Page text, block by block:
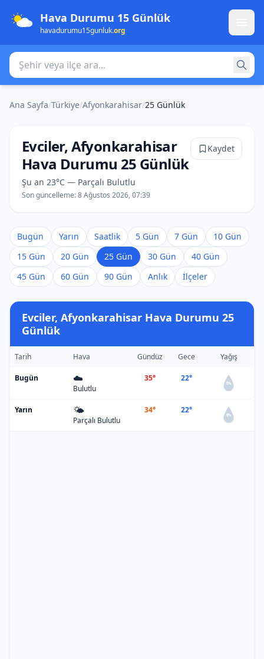
Hava Durumu 15 Günlük
havadurumu15gunluk.org
Şehir veya ilçe ara
Ana Sayfa/Türkiye/Afyonkarahisar/25 Günlük
Evciler, Afyonkarahisar
Hava Durumu 25 Günlük
Şu an 23°C — Parçalı Bulutlu
Son güncelleme:8 Ağustos 2026, 07:39
Kaydet
Bugün Yarın Saatlik 5 Gün 7 Gün
10 Gün
15 Gün
20 Gün 25 Gün 30 Gün
40 Gün
45 Gün
60 Gün 90 Gün Anlık İlçeler
Evciler, Afyonkarahisar Hava Durumu 25
Günlük
Tarih Hava Gündüz Gece Yağış
Bugün ☁️
Bulutlu
35° 22°
0%
Yarın 🌤️
Parçalı Bulutlu
34° 22°
0%